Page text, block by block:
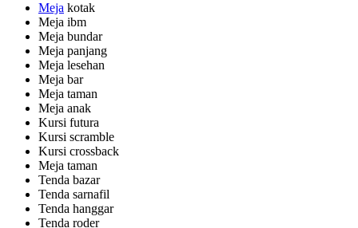
Meja kotak
Meja ibm
Meja bundar
Meja panjang
Meja lesehan
Meja bar
Meja taman
Meja anak
Kursi futura
Kursi scramble
Kursi crossback
Meja taman
Tenda bazar
Tenda sarnafil
Tenda hanggar
Tenda roder